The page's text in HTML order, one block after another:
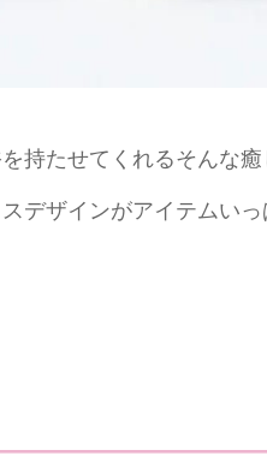
持たせてくれるそんな
デザインがアイテムい